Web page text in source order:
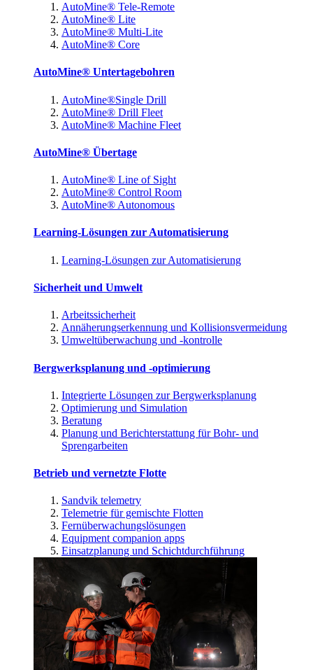
AutoMine® Tele-Remote
AutoMine® Lite
AutoMine® Multi-Lite
AutoMine® Core
AutoMine® Untertagebohren
AutoMine®Single Drill
AutoMine® Drill Fleet
AutoMine® Machine Fleet
AutoMine® Übertage
AutoMine® Line of Sight
AutoMine® Control Room
AutoMine® Autonomous
Learning-Lösungen zur Automatisierung
Learning-Lösungen zur Automatisierung
Sicherheit und Umwelt
Arbeitssicherheit
Annäherungserkennung und Kollisionsvermeidung
Umweltüberwachung und -kontrolle
Bergwerksplanung und -optimierung
Integrierte Lösungen zur Bergwerksplanung
Optimierung und Simulation
Beratung
Planung und Berichterstattung für Bohr- und
Sprengarbeiten
Betrieb und vernetzte Flotte
Sandvik telemetry
Telemetrie für gemischte Flotten
Fernüberwachungslösungen
Equipment companion apps
Einsatzplanung und Schichtdurchführung